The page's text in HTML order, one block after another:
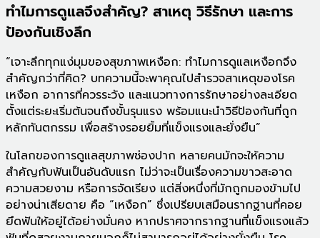
ทำไมการดูแลจึงสำคัญ? สาเหตุ วิธีรักษา และการ
ป้องกันเชิงลึก
“เจาะลึกทุกแง่มุมของสุขภาพเหงือก: ทำไมการดูแลเหงือกจึง
สำคัญกว่าที่คิด? บทความนี้จะพาคุณไปสำรวจสาเหตุของโรค
เหงือก อาการที่ควรระวัง และแนวทางการรักษาอย่างละเอียด
ตั้งแต่ระยะเริ่มต้นจนถึงขั้นรุนแรง พร้อมแนะนำวิธีป้องกันที่ถูก
หลักทันตกรรม เพื่อสร้างรอยยิ้มที่แข็งแรงและยั่งยืน”
ในโลกของการดูแลสุขภาพช่องปาก หลายคนมักจะให้ความ
สำคัญกับฟันเป็นอันดับแรก ไม่ว่าจะเป็นเรื่องความขาวสะอาด
ความสวยงาม หรือการจัดเรียง แต่สิ่งหนึ่งที่มักถูกมองข้ามไป
อย่างน่าเสียดาย คือ “เหงือก” ซึ่งเปรียบเสมือนรากฐานที่คอย
ยึดฟันให้อยู่ได้อย่างมั่นคง หากปราศจากรากฐานที่แข็งแรงแล้ว